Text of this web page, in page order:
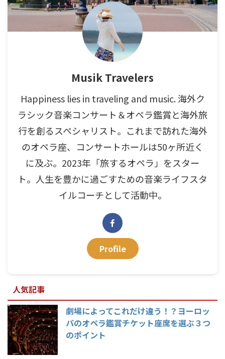
Musik Travelers
Happiness lies in traveling and music. 海外ク
ラシック音楽コンサート＆オペラ鑑賞と海外旅
行を創るスペシャリスト。これまで訪れた海外
のオペラ座、コンサートホールは50ヶ所近く
に及ぶ。2023年「旅するオペラ」をスター
ト。人生を豊かに過ごすための音楽ライフスタ
イルコーチとして活動中。
Profile
人気記事
劇場によってこれだけ違う！？ヨーロッ
パのオペラ鑑賞チケット座席を選ぶ３つ
のポイント